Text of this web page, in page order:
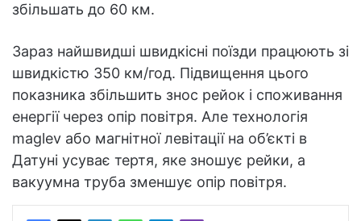
збільшать до 60 км.
Зараз найшвидші швидкісні поїзди працюють зі
швидкістю 350 км/год. Підвищення цього
показника збільшить знос рейок і споживання
енергії через опір повітря. Але технологія
maglev або магнітної левітації на об’єкті в
Датуні усуває тертя, яке зношує рейки, а
вакуумна труба зменшує опір повітря.